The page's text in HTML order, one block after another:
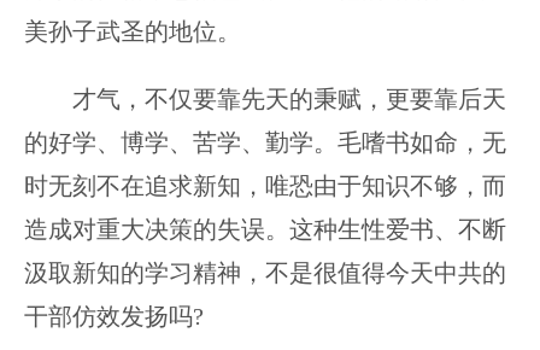
美孙子武圣的地位。
才气，不仅要靠先天的秉赋，更要靠后天
的好学、博学、苦学、勤学。毛嗜书如命，无
时无刻不在追求新知，唯恐由于知识不够，而
造成对重大决策的失误。这种生性爱书、不断
汲取新知的学习精神，不是很值得今天中共的
干部仿效发扬吗?